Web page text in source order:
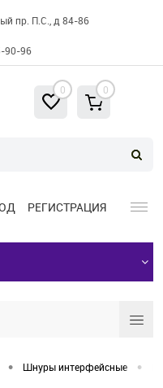
пр. П.С., д 84-86
90-96
0 0
РЕГИСТРАЦИЯ
• Шнуры интерфейсные •